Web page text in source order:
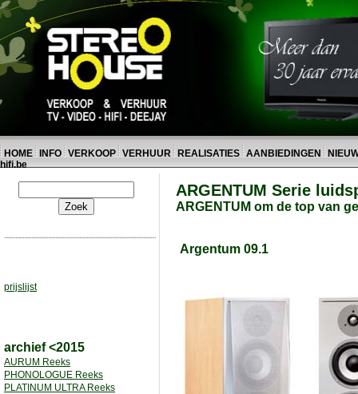
HOME INFO VERKOOP VERHUUR REALISATIES AANBIEDINGEN
hifi.be
prijslijst
archief <2015
AURUM Reeks
PHONOLOGUE Reeks
PLATINUM ULTRA Reeks
ARGENTUM Serie
ARGENTUM om de top van
Argentum 09.1